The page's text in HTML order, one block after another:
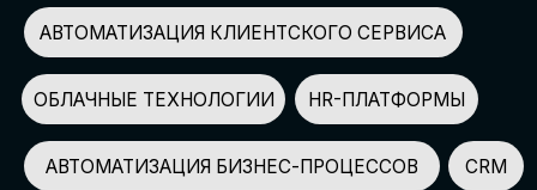
СПИКЕРОВ
150+
ПАРТНЕРОВ
100+